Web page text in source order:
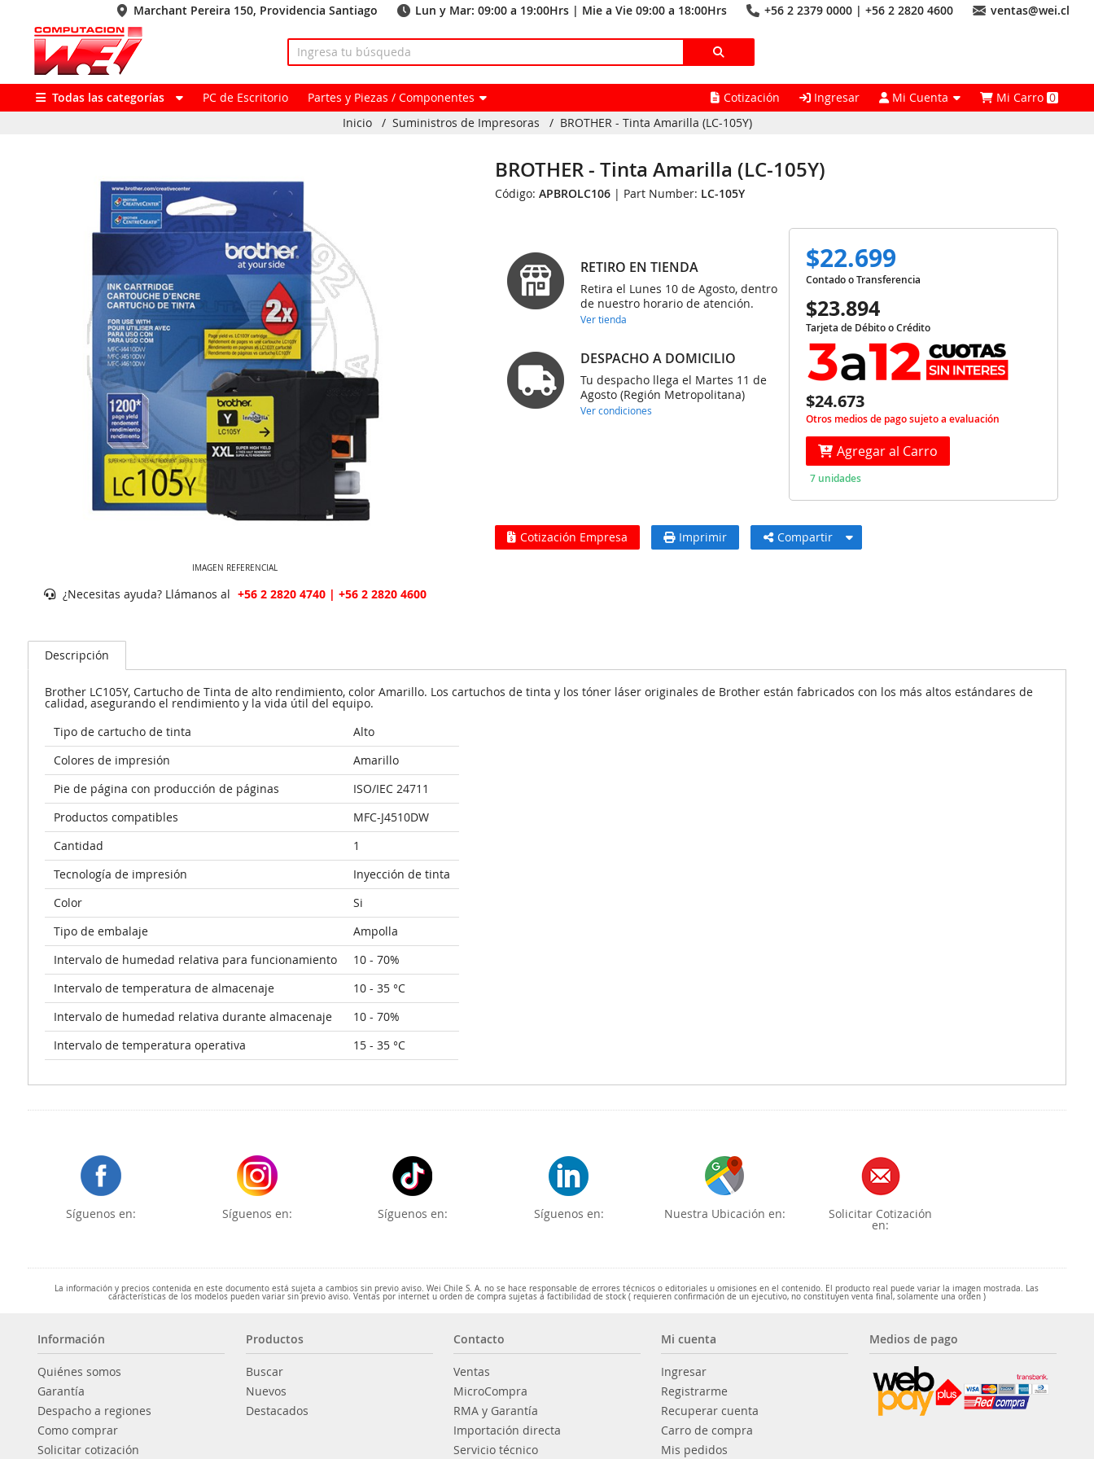
Marchant Pereira 150, Providencia Santiago Lun y Mar: 09:00 a 19:00Hrs | Mie a Vie 09:00 a 18:00Hrs +56 2 2379 0000 | +56 2 2820 4600 ventas@wei.cl
Todas las categorías PC de Escritorio Partes y Piezas / Componentes Cotización Ingresar Mi Cuenta Mi Carro0
Inicio
/ Suministros de Impresoras / BROTHER - Tinta Amarilla (LC-105Y)
IMAGEN REFERENCIAL
¿Necesitas ayuda? Llámanos al +56 2 2820 4740 | +56 2 2820 4600
BROTHER - Tinta Amarilla (LC-105Y)
Código:APBROLC106 | Part Number: LC-105Y
RETIRO EN TIENDA
Retira el Lunes 10 de Agosto, dentro
de nuestro horario de atención.
Ver tienda
DESPACHO A DOMICILIO
Tu despacho llega el Martes 11 de
Agosto (Región Metropolitana)
Ver condiciones
$22.699
Contado o Transferencia
$23.894
Tarjeta de Débito o Crédito
$24.673
Otros medios de pago sujeto a evaluación
Agregar al Carro
7 unidades
Cotización Empresa Imprimir Compartir
Descripción
Brother LC105Y, Cartucho de Tinta de alto rendimiento, color Amarillo. Los cartuchos de tinta y los tóner láser originales de Brother están fabricados con los más altos estándares de
calidad, asegurando el rendimiento y la vida útil del equipo.
Tipo de cartucho de tinta
Alto
Colores de impresión
Amarillo
Pie de página con producción de páginas
ISO/IEC 24711
Productos compatibles
MFC-J4510DW
Cantidad
1
Tecnología de impresión
Inyección de tinta
Color
Si
Tipo de embalaje
Ampolla
Intervalo de humedad relativa para funcionamiento
10 - 70%
Intervalo de temperatura de almacenaje
10 - 35 °C
Intervalo de humedad relativa durante almacenaje
10 - 70%
Intervalo de temperatura operativa
15 - 35 °C
Síguenos en: Síguenos en: Síguenos en: Síguenos en: Nuestra Ubicación en: Solicitar Cotización
en:
La información y precios contenida en este documento está sujeta a cambios sin previo aviso. Wei Chile S. A. no se hace responsable de errores técnicos o editoriales u omisiones en el contenido. El producto real puede variar la imagen mostrada. Las
características de los modelos pueden variar sin previo aviso. Ventas por internet u orden de compra sujetas a factibilidad de stock ( requieren confirmación de un ejecutivo, no constituyen venta final, solamente una orden )
Información
Quiénes somos
Garantía
Despacho a regiones
Como comprar
Solicitar cotización
Productos
Buscar
Nuevos
Destacados
Contacto
Ventas
MicroCompra
RMA y Garantía
Importación directa
Servicio técnico
Mi cuenta
Ingresar
Registrarme
Recuperar cuenta
Carro de compra
Mis pedidos
Medios de pago